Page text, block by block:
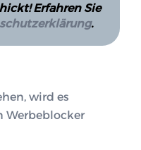
Erfahren Sie
.
wird es
Werbeblocker